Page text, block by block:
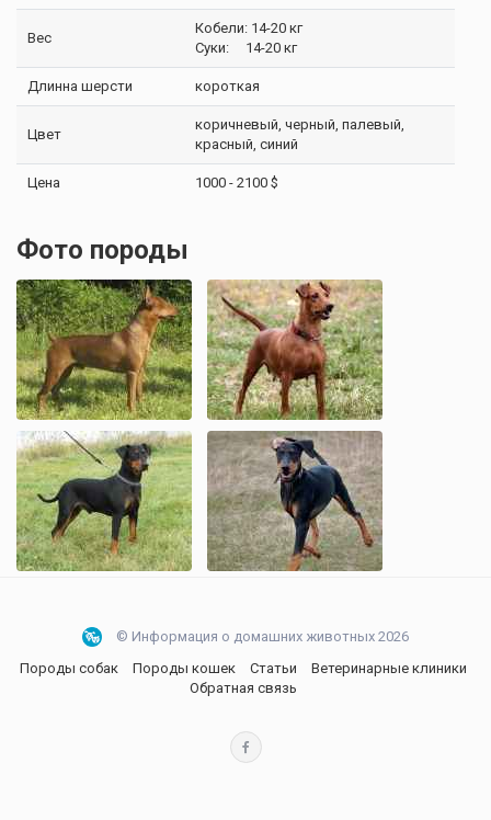
Вес
Кобели: 14-20 кг
Суки: 14-20 кг
Длинна шерсти короткая
Цвет
коричневый, черный, палевый,
красный, синий
Цена 1000 - 2100 $
Фото породы
© Информация о домашних животных 2026
Породы собак
Породы кошек Статьи
Ветеринарные клиники
Обратная связь